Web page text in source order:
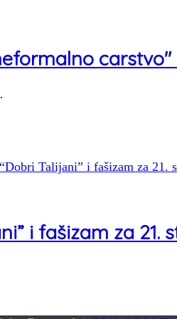
i fašizam za 21.